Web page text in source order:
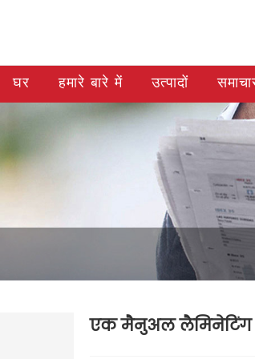
घर हमारे बारे में उत्पादों
एक मैनुअल लैमिनेटिंग